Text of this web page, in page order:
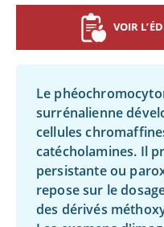
VOIR
Le
surrénalienne
cellules
catécholamines. Il
persistante ou
repose sur le
des dérivés